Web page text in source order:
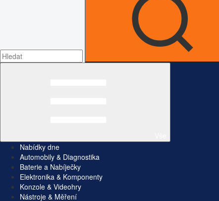
Nabídky dne
Automobily & Diagnostika
Baterie a Nabíječky
Elektronika & Komponenty
Konzole & Videohry
Nástroje & Měření